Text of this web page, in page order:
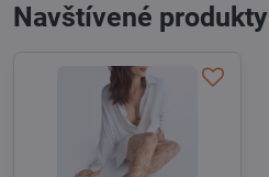
Navštívené produkty